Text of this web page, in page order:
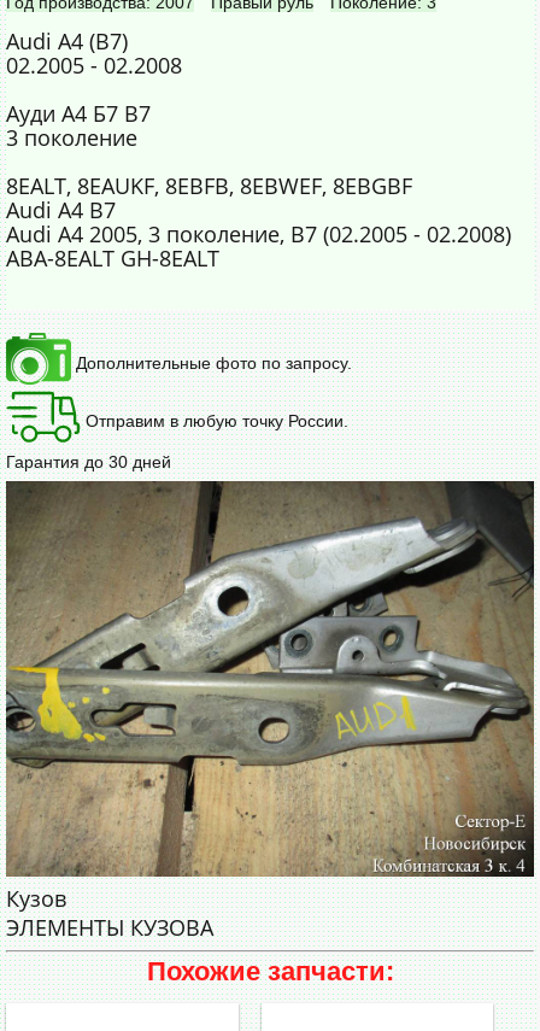
Audi A4 (B7)
02.2005 - 02.2008
Ауди А4 Б7 В7
3 поколение
8EALT, 8EAUKF, 8EBFB, 8EBWEF, 8EBGBF
Audi A4 B7
Audi A4 2005, 3 поколение, B7 (02.2005 - 02.2008)
ABA-8EALT GH-8EALT
Дополнительные фото по запросу.
Отправим в любую точку России.
Гарантия до 30 дней
Кузов
ЭЛЕМЕНТЫ КУЗОВА
Похожие запчасти: